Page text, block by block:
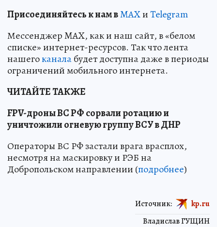
Присоединяйтесь к нам вMAXиTelegram
Мессенджер MAX, как и наш сайт, в «белом
списке» интернет-ресурсов. Так что лента
нашегоканалабудет доступна даже в периоды
ограничений мобильного интернета.
ЧИТАЙТЕ ТАКЖЕ
FPV-дроны ВС РФ сорвали ротацию и
уничтожили огневую группу ВСУ в ДНР
Операторы ВС РФ застали врага врасплох,
несмотря на маскировку и РЭБ на
Добропольском направлении (подробнее)
Владислав ГУЩИН
Источник: kp.ru